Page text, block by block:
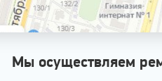
Мы осуществляем